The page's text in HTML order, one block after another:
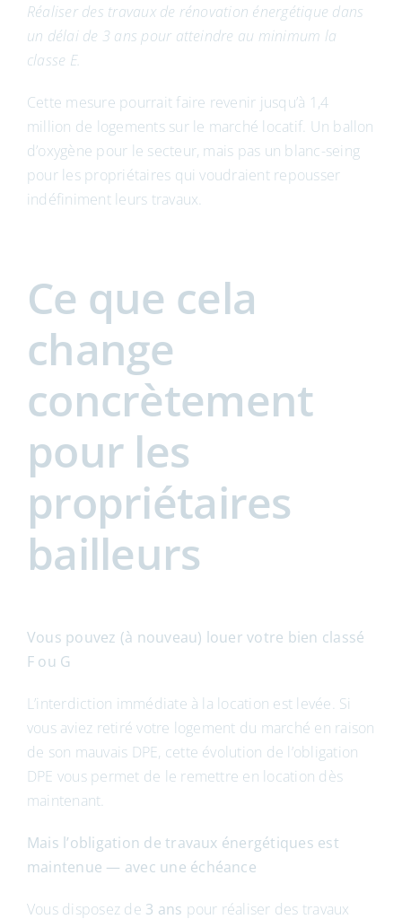
Réaliser des travaux de rénovation énergétique dans
un délai de 3 ans pour atteindre au minimum la
classe E.
Cette mesure pourrait faire revenir jusqu’à 1,4
million de logements sur le marché locatif. Un ballon
d’oxygène pour le secteur, mais pas un blanc-seing
pour les propriétaires qui voudraient repousser
indéfiniment leurs travaux.
Ce que cela
change
concrètement
pour les
propriétaires
bailleurs
Vous pouvez (à nouveau) louer votre bien classé
F ou G
L’interdiction immédiate à la location est levée. Si
vous aviez retiré votre logement du marché en raison
de son mauvais DPE, cette évolution de l’obligation
DPE vous permet de le remettre en location dès
maintenant.
Mais l’obligation de travaux énergétiques est
maintenue — avec une échéance
Vous disposez de 3 ans pour réaliser des travaux